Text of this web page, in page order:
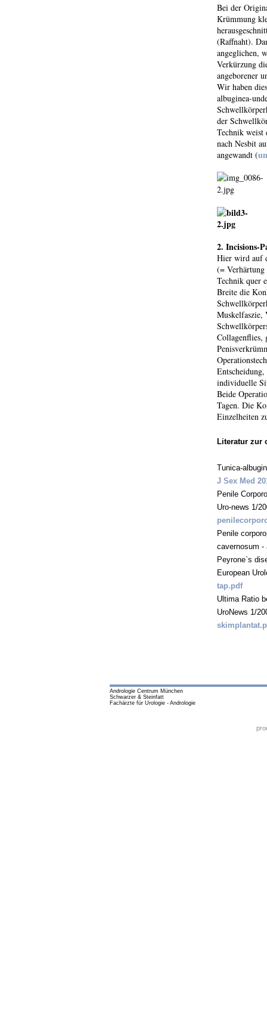
Bei der
Krümmung
(Raffnaht).
angeglichen,
Verkürzung
angeborener
Wir haben
albuginea-
der
Technik weist
nach Nesbit
angewandt (
2. Incisions-
Hier wird auf
(=
Technik quer
Breite die
Muskelfaszie,
Collagenflies,
individuelle
Beide
Tagen. Die
Einzelheiten
Literatur zur
Tunica-
J Sex Med
Penile
Uro-news 1/
Penile
cavernosum -
Peyrone`s
European
tap.pdf
Ultima Ratio
UroNews 1/
Andrologie Centrum München
Schwarzer & Steinfatt
Fachärzte für Urologie - Andrologie